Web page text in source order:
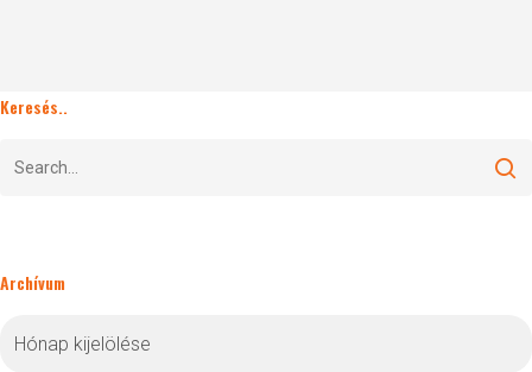
Keresés..
Archívum